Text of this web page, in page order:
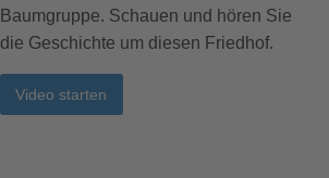
Baumgruppe. Schauen und hören Sie
die Geschichte um diesen Friedhof.
Video starten